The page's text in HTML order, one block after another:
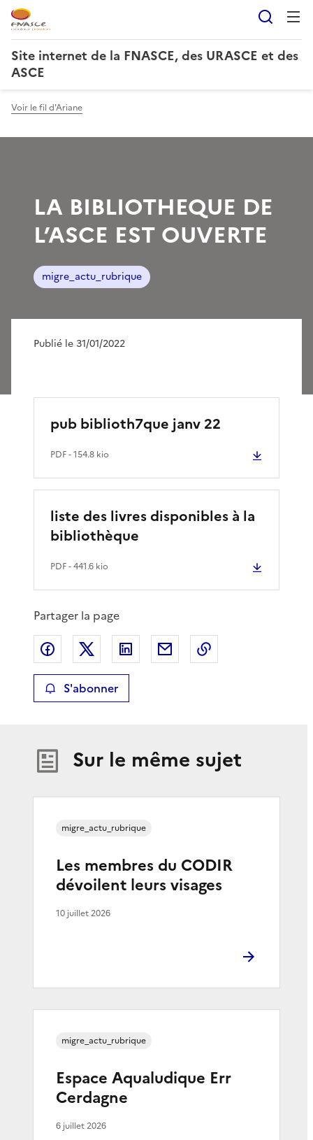
Site internet de la FNASCE, des URASCE et des
ASCE
Voir le fil d'Ariane
LA BIBLIOTHEQUE DE
L’ASCE EST OUVERTE
migre_actu_rubrique
Publié le 31/01/2022
pub biblioth7que janv 22
PDF- 154.8 kio
liste des livres disponibles à la
bibliothèque
PDF- 441.6 kio
Partager la page
Partager sur Facebook
Partager sur XPartager sur LinkedIn
Partager par email
S'abonner
Sur le même sujet
Les membres du CODIR
dévoilent leurs visages
migre_actu_rubrique
10 juillet 2026
Espace Aqualudique Err
Cerdagne
migre_actu_rubrique
6 juillet 2026